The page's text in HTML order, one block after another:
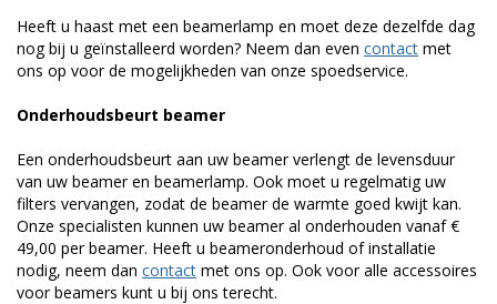
Heeft u haast met een beamerlamp en moet deze dezelfde dag
nog bij u geïnstalleerd worden? Neem dan even contact met
ons op voor de mogelijkheden van onze spoedservice.
Onderhoudsbeurt beamer
Een onderhoudsbeurt aan uw beamer verlengt de levensduur
van uw beamer en beamerlamp. Ook moet u regelmatig uw
filters vervangen, zodat de beamer de warmte goed kwijt kan.
Onze specialisten kunnen uw beamer al onderhouden vanaf €
49,00 per beamer. Heeft u beameronderhoud of installatie
nodig, neem dan contact met ons op. Ook voor alle accessoires
voor beamers kunt u bij ons terecht.